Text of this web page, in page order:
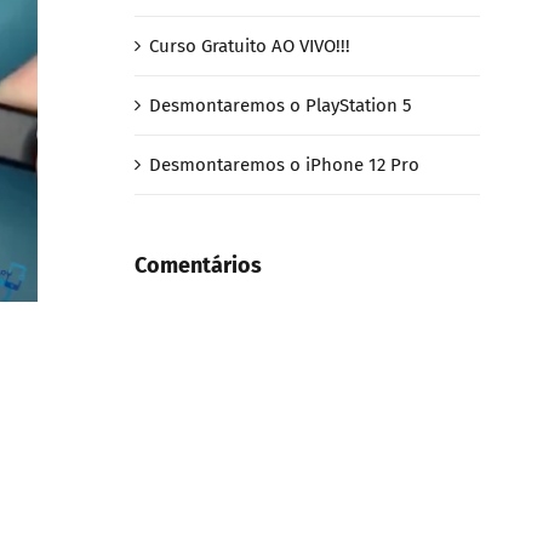
Curso Gratuito AO VIVO!!!
Desmontaremos o PlayStation 5
Desmontaremos o iPhone 12 Pro
Comentários